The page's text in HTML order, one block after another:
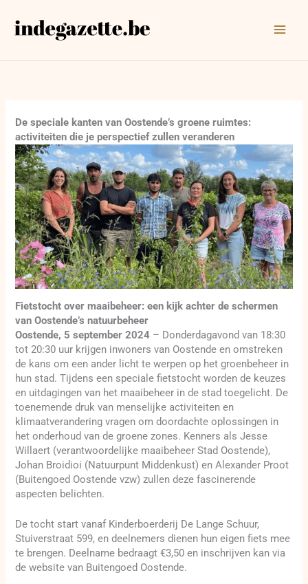
naar
De speciale kanten van Oostende’s groene ruimtes:
activiteiten die je perspectief zullen veranderen
Fietstocht over maaibeheer: een kijk achter de schermen
van Oostende’s natuurbeheer
Oostende, 5 september 2024 – Donderdagavond van 18:30
tot 20:30 uur krijgen inwoners van Oostende en omstreken
de kans om een ander licht te werpen op het groenbeheer in
hun stad. Tijdens een speciale fietstocht worden de keuzes
en uitdagingen van het maaibeheer in de stad toegelicht. De
toenemende druk van menselijke activiteiten en
klimaatverandering vragen om doordachte oplossingen in
het onderhoud van de groene zones. Kenners als Jesse
Willaert (verantwoordelijke maaibeheer Stad Oostende),
Johan Broidioi (Natuurpunt Middenkust) en Alexander Proot
(Buitengoed Oostende vzw) zullen deze fascinerende
aspecten belichten.
De tocht start vanaf Kinderboerderij De Lange Schuur,
Stuiverstraat 599, en deelnemers dienen hun eigen fiets mee
te brengen. Deelname bedraagt €3,50 en inschrijven kan via
de website van Buitengoed Oostende.